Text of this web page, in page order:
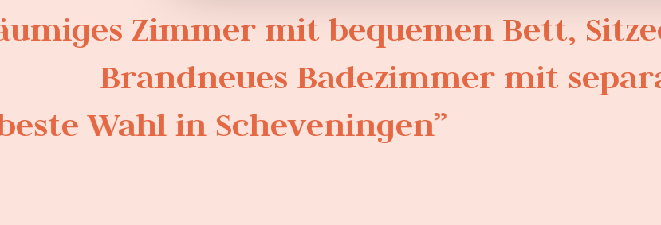
Zimmer mit bequemen Bett,
Brandneues Badezimmer mit
Wahl in Scheveningen